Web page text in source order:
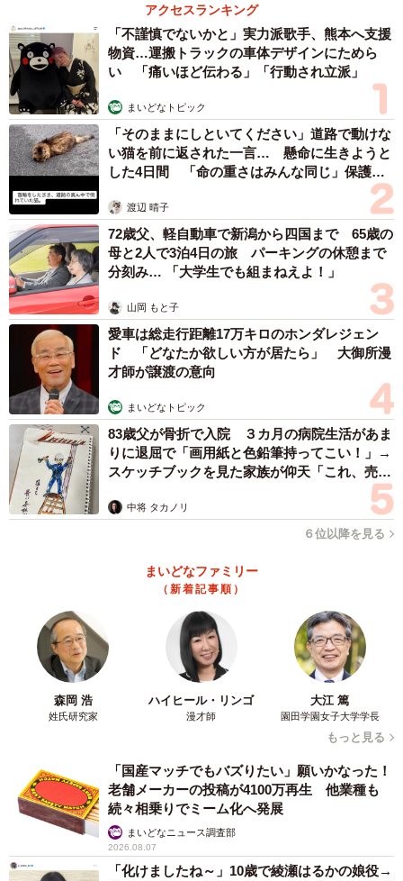
防犯対策予算について（提供画像）
ちなみに、現在、防犯対策をしている人の費用の平均は月
額「3833円」。一方、「今後、防犯対策を検討する」と答
えた440人に「月額の予算」を尋ねたところ、71.6％が
「2000円以下」と回答しており、防犯対策においては、有
効性や機能性だけでなくコストパフォーマンスも求められ
ていることがうかがえる結果となりました。
このような調査結果を踏まえて防犯アドバイザー、犯罪予
知アナリストの京師美佳氏は「日本人の危機意識の薄さが
出ております。多くは『自分は大丈夫だろう』という気持
ちから対策の実行につながっていません」と指摘。
そのうえで、住居・車の防犯のポイントとして、「犯罪者
が嫌がる4原則（音・光・時間・人の目）で対策することで
す。AIやIoTを使用した防犯カメラなどで、侵入者に対して
即時にアクションすることが今後の防犯対策には有効で
アクセスランキング
「不謹慎でないかと」実力派歌手、熊本へ支援
物資…運搬トラックの車体デザインにためら
い 「痛いほど伝わる」「行動され立派」
まいどなトピック
「そのままにしといてください」道路で動けな
い猫を前に返された一言… 懸命に生きようと
した4日間 「命の重さはみんな同じ」保護団
渡辺 晴子
72歳父、軽自動車で新潟から四国まで 65歳の
母と2人で3泊4日の旅 パーキングの休憩まで
分刻み… 「大学生でも組まねえよ！」
山岡 もと子
愛車は総走行距離17万キロのホンダレジェン
ド 「どなたか欲しい方が居たら」 大御所漫
才師が譲渡の意向
まいどなトピック
83歳父が骨折で入院 ３カ月の病院生活があま
りに退屈で「画用紙と色鉛筆持ってこい！」→
スケッチブックを見た家族が仰天「これ、売れ
中将 タカノリ
６位以降を見る
まいどなファミリー
（新着記事順）
森岡 浩
姓氏研究家
ハイヒール・リンゴ
漫才師
大江 篤
園田学園女子大学学長
もっと見る
「国産マッチでもバズりたい」願いかなった！
老舗メーカーの投稿が4100万再生 他業種も
続々相乗りでミーム化へ発展
まいどなニュース調査部
2026.08.07
「化けましたね～」10歳で綾瀬はるかの娘役→